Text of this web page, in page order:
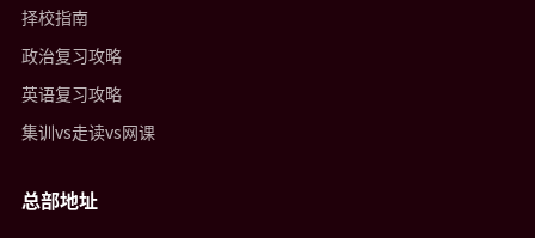
择校指南
政治复习攻略
英语复习攻略
集训vs走读vs网课
总部地址